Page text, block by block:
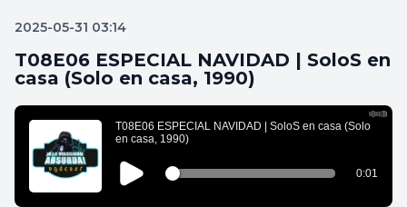
2025-05-31 03:14
T08E06 ESPECIAL NAVIDAD | SoloS en
casa (Solo en casa, 1990)